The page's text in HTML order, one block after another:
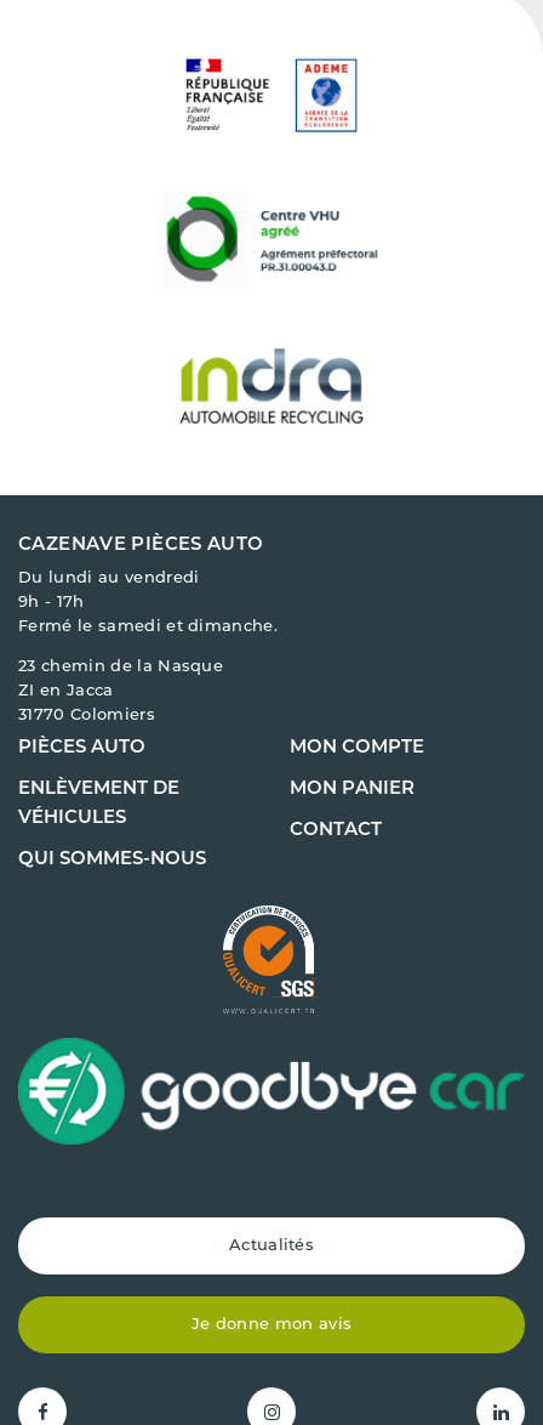
CAZENAVE PIÈCES AUTO
Du lundi au vendredi
9h - 17h
Fermé le samedi et dimanche.
23 chemin de la Nasque
ZI en Jacca
31770 Colomiers
PIÈCES AUTO
ENLÈVEMENT DE
VÉHICULES
QUI SOMMES-NOUS
MON COMPTE
MON PANIER
CONTACT
Actualités
Je donne mon avis